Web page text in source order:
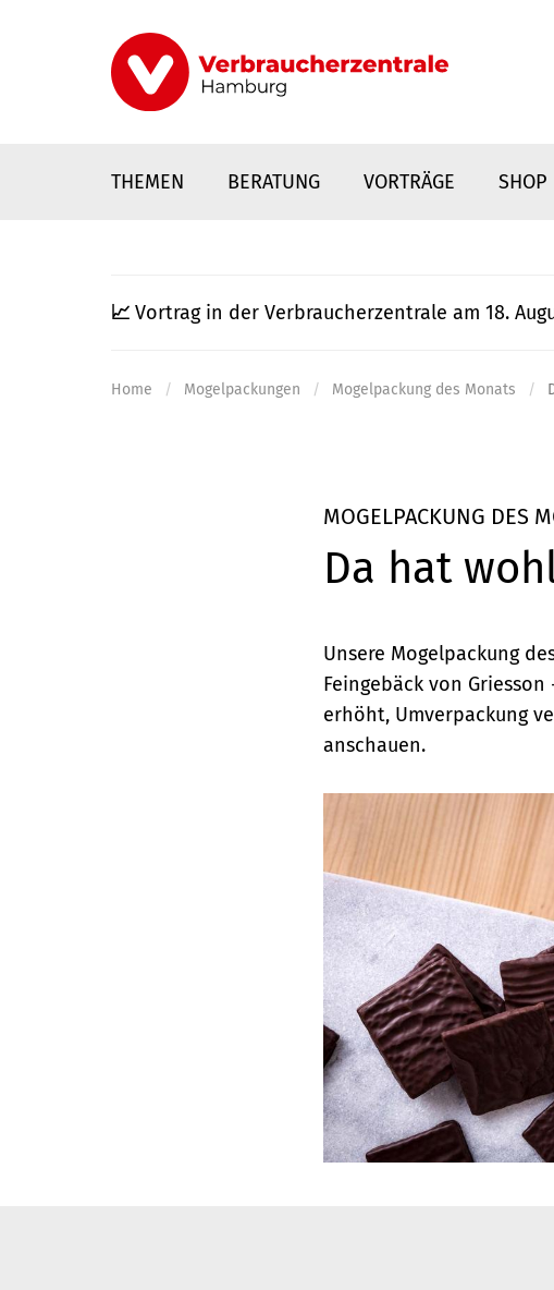
THEMEN BERATUNG VORTRÄGE SHOP
📈 Vortrag in der Verbraucherzentrale am 18.
Home Mogelpackungen Mogelpackung des Monats
MOGELPACKUNG DES
Da hat
Unsere Mogelpackung
Feingebäck von
erhöht, Umverpackung
anschauen.